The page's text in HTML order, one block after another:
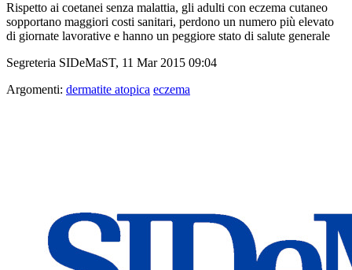
Rispetto ai coetanei senza malattia, gli adulti con eczema cutaneo
sopportano maggiori costi sanitari, perdono un numero più elevato
di giornate lavorative e hanno un peggiore stato di salute generale
Segreteria SIDeMaST, 11 Mar 2015 09:04
Argomenti: dermatite atopica eczema